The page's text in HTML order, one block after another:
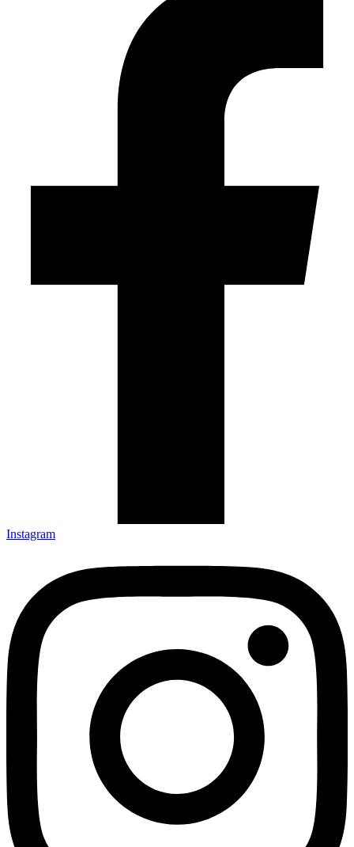
Instagram